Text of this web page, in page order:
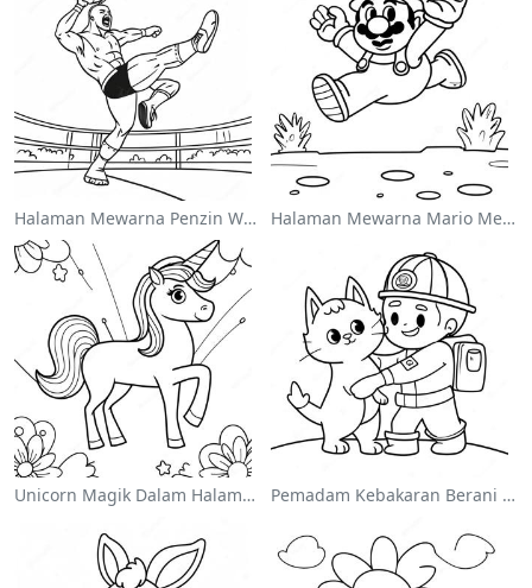
Halaman Mewarna Penzin Wwe Melompat Ke Atas Lawan Halaman Mewarna Mario Melompat Atas Goombas
Unicorn Magik Dalam Halaman Mewarna Pelangi Pemadam Kebakaran Berani Menyelamatkan Kucing Mewarna